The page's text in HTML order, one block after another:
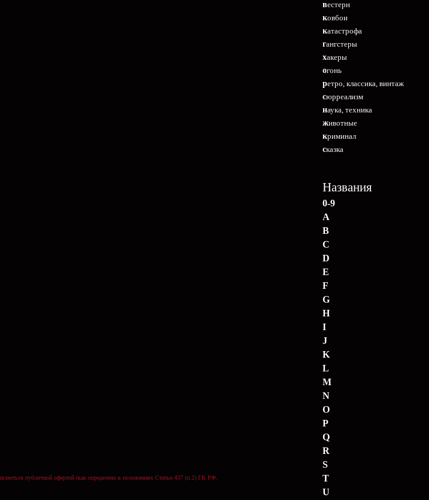
вестерн
ковбои
катастрофа
гангстеры
хакеры
огонь
ретро, классика, винтаж
сюрреализм
наука, техника
животные
криминал
сказка
Названия
0-9
A
B
C
D
E
F
G
H
I
J
K
L
M
N
O
P
Q
R
S
T
U
публичной офертой (как определено в положениях Статьи 437 (п.2) ГК РФ.